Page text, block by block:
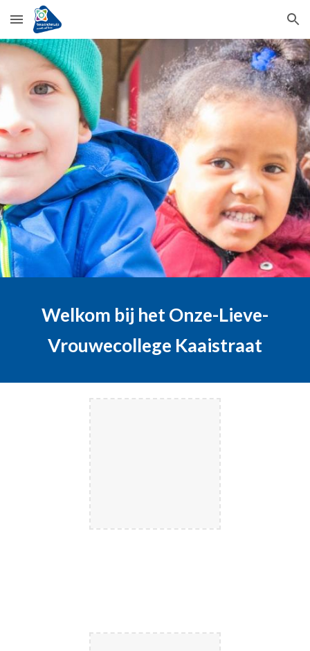
Skip to main content Skip to navigation
Welkom bij het Onze-Lieve-
Vrouwecollege Kaaistraat